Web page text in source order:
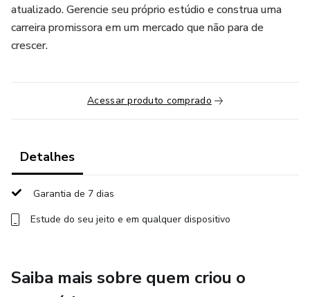
atualizado. Gerencie seu próprio estúdio e construa uma
carreira promissora em um mercado que não para de
crescer.
Acessar produto comprado
Detalhes
Garantia de 7 dias
Estude do seu jeito e em qualquer dispositivo
Saiba mais sobre quem criou o